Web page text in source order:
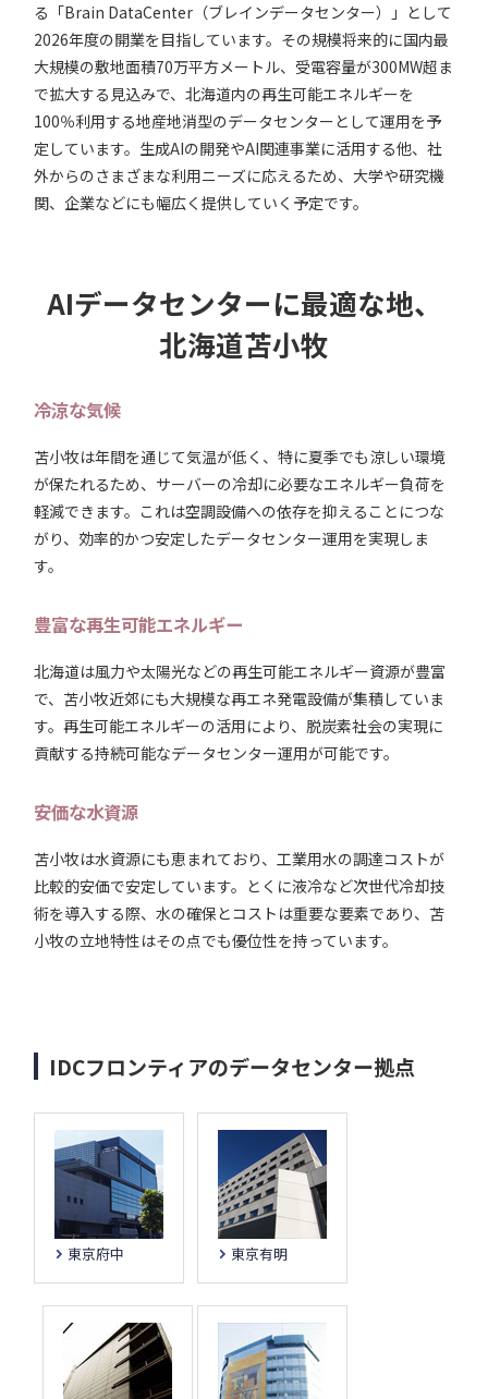
る「Brain DataCenter（ブレインデータセンター）」として
2026年度の開業を目指しています。その規模将来的に国内最
大規模の敷地面積70万平方メートル、受電容量が300MW超ま
で拡大する見込みで、北海道内の再生可能エネルギーを
100％利用する地産地消型のデータセンターとして運用を予
定しています。生成AIの開発やAI関連事業に活用する他、社
外からのさまざまな利用ニーズに応えるため、大学や研究機
関、企業などにも幅広く提供していく予定です。
AIデータセンターに最適な地、
北海道苫小牧
冷涼な気候
苫小牧は年間を通じて気温が低く、特に夏季でも涼しい環境
が保たれるため、サーバーの冷却に必要なエネルギー負荷を
軽減できます。これは空調設備への依存を抑えることにつな
がり、効率的かつ安定したデータセンター運用を実現しま
す。
豊富な再生可能エネルギー
北海道は風力や太陽光などの再生可能エネルギー資源が豊富
で、苫小牧近郊にも大規模な再エネ発電設備が集積していま
す。再生可能エネルギーの活用により、脱炭素社会の実現に
貢献する持続可能なデータセンター運用が可能です。
安価な水資源
苫小牧は水資源にも恵まれており、工業用水の調達コストが
比較的安価で安定しています。とくに液冷など次世代冷却技
術を導入する際、水の確保とコストは重要な要素であり、苫
小牧の立地特性はその点でも優位性を持っています。
IDCフロンティアのデータセンター拠点
東京府中 東京有明